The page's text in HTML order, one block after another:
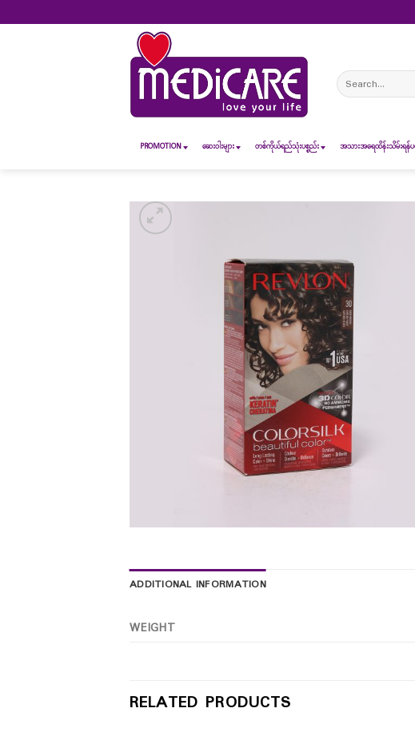
to
Search
for:
PROMOTION ဆေး၀ါးများ တစ်ကိုယ်ရည်သုံးပစ္စည်း အသားအရေထိန်းသိမ်းရန်ပ
ADDITIONAL INFORMATION
WEIGHT
RELATED PRODUCTS